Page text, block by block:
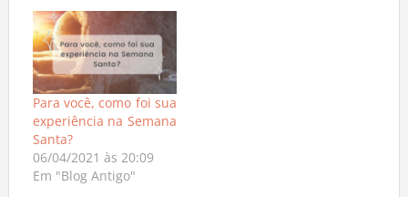
Para você, como foi sua
experiência na Semana
Santa?
06/04/2021 às 20:09
Em "Blog Antigo"